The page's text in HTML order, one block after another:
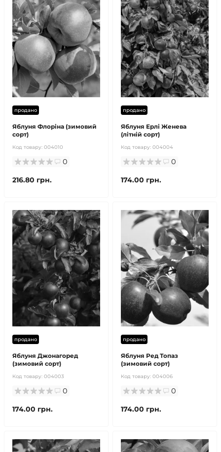
продано
Яблуня Флоріна (зимовий
сорт)
Код товару: 004010
0
216.80 грн.
продано
Яблуня Ерлі Женева
(літній сорт)
Код товару: 004004
0
174.00 грн.
продано
Яблуня Джонагоред
(зимовий сорт)
Код товару: 004003
0
174.00 грн.
продано
Яблуня Ред Топаз
(зимовий сорт)
Код товару: 004006
0
174.00 грн.